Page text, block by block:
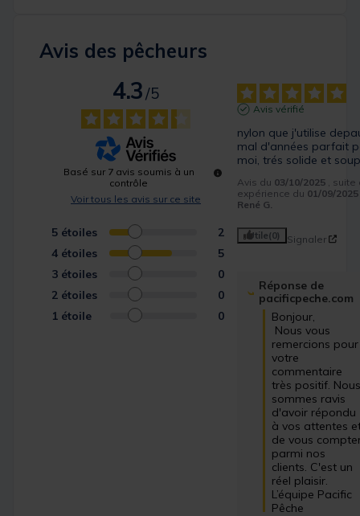
Avis des pêcheurs
4.3
/5
Basé sur 7 avis soumis à un
contrôle
Voir tous les avis sur ce site
5 étoiles
2
4 étoiles
5
3 étoiles
0
2 étoiles
0
1 étoile 0
Avis vérifié
nylon que j'utilise
mal d'années parfait
moi, trés solide et
Avis du 03/10/2025
,
expérience du 01/09/2025
René G.
Utile(0) Signaler
Réponse de
pacificpeche.com
Bonjour,
remercions pour
votre
commentaire
très positif.
sommes ravis
d'avoir répondu
à vos attentes
de vous
parmi nos
clients. C'est un
réel plaisir.
L’équipe Pacific
Pêche